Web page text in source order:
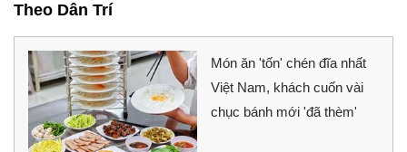
Theo Dân Trí
Món ăn 'tốn' chén đĩa nhất
Việt Nam, khách cuốn vài
chục bánh mới 'đã thèm'